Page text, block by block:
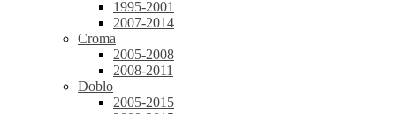
1995-2001
2007-2014
Croma
2005-2008
2008-2011
Doblo
2005-2015